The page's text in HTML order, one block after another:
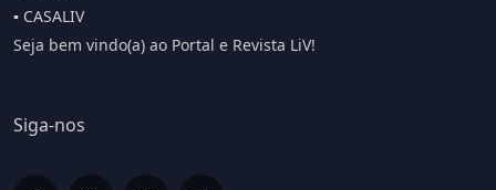
▪️ CASALIV
Seja bem vindo(a) ao Portal e Revista LiV!
Siga-nos